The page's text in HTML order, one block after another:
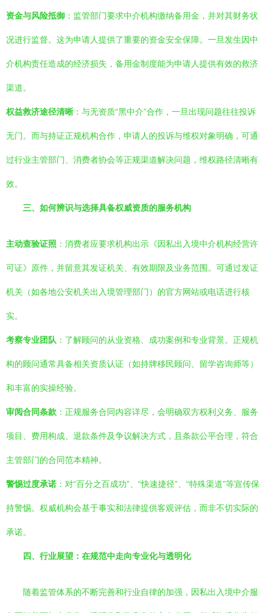
资金与风险抵御 ：监管部门要求中介机构缴纳备用金，并对其财务状
况进行监督。这为申请人提供了重要的资金安全保障。一旦发生因中
介机构责任造成的经济损失，备用金制度能为申请人提供有效的救济
渠道。
权益救济途径清晰 ：与无资质“黑中介”合作，一旦出现问题往往投诉
无门。而与持证正规机构合作，申请人的投诉与维权对象明确，可通
过行业主管部门、消费者协会等正规渠道解决问题，维权路径清晰有
效。
三、如何辨识与选择具备权威资质的服务机构
主动查验证照 ：消费者应要求机构出示《因私出入境中介机构经营许
可证》原件，并留意其发证机关、有效期限及业务范围。可通过发证
机关（如各地公安机关出入境管理部门）的官方网站或电话进行核
实。
考察专业团队 ：了解顾问的从业资格、成功案例和专业背景。正规机
构的顾问通常具备相关资质认证（如持牌移民顾问、留学咨询师等）
和丰富的实操经验。
审阅合同条款 ：正规服务合同内容详尽，会明确双方权利义务、服务
项目、费用构成、退款条件及争议解决方式，且条款公平合理，符合
主管部门的合同范本精神。
警惕过度承诺 ：对“百分之百成功”、“快速捷径”、“特殊渠道”等宣传保
持警惕。权威机构会基于事实和法律提供客观评估，而非不切实际的
承诺。
四、行业展望：在规范中走向专业化与透明化
随着监管体系的不断完善和行业自律的加强，因私出入境中介服